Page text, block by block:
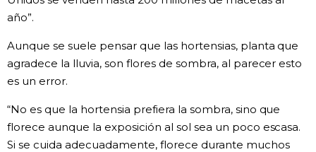
año”.
Aunque se suele pensar que las hortensias, planta que
agradece la lluvia, son flores de sombra, al parecer esto
es un error.
“No es que la hortensia prefiera la sombra, sino que
florece aunque la exposición al sol sea un poco escasa.
Si se cuida adecuadamente, florece durante muchos